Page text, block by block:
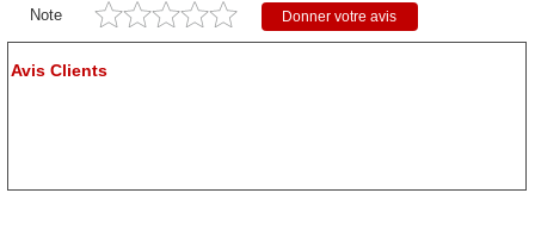
Note Donner votre avis
Avis Clients